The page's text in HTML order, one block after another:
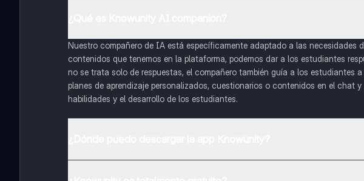
Nuestro compañero de IA está específicamente adaptado a las necesidades
contenidos que tenemos en la plataforma, podemos dar a los estudiantes
no se trata solo de respuestas, el compañero también guía a los estudiantes
planes de aprendizaje personalizados, cuestionarios o contenidos en el chat
habilidades y el desarrollo de los estudiantes.